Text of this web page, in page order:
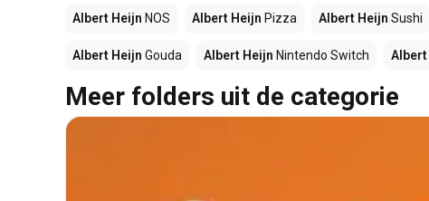
Albert Heijn NOS Albert Heijn Pizza Albert Heijn Sushi
Albert Heijn Gouda Albert Heijn Nintendo Switch Albert
Meer folders uit de categorie